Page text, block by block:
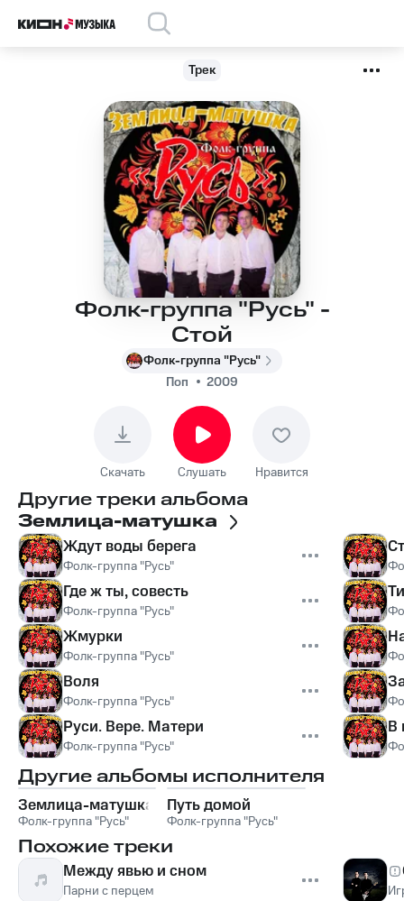
Трек
Фолк-группа "Русь" -
Стой
Фолк-группа "Русь"
Поп
2009
Скачать Слушать Нравится
Другие треки альбома
Землица-матушка
Ждут воды берега
Фолк-группа "Русь"
Где ж ты, совесть
Фолк-группа "Русь"
Жмурки
Фолк-группа "Русь"
Воля
Фолк-группа "Русь"
Руси. Вере. Матери
Фолк-группа "Русь"
В
Другие альбомы исполнителя
Землица-матушка
Фолк-группа "Русь"
Путь домой
Фолк-группа "Русь"
Похожие треки
Между явью и сном
Парни с перцем